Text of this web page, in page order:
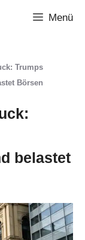
Menü
Trumps
Börsen
belastet